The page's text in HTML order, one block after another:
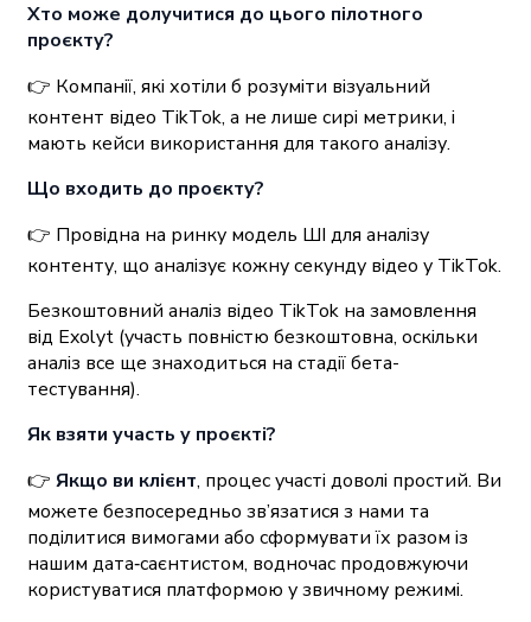
Хто може долучитися до цього пілотного
проєкту?
👉 Компанії, які хотіли б розуміти візуальний
контент відео TikTok, а не лише сирі метрики, і
мають кейси використання для такого аналізу.
Що входить до проєкту?
👉 Провідна на ринку модель ШІ для аналізу
контенту, що аналізує кожну секунду відео у TikTok.
Безкоштовний аналіз відео TikTok на замовлення
від Exolyt (участь повністю безкоштовна, оскільки
аналіз все ще знаходиться на стадії бета-
тестування).
Як взяти участь у проєкті?
👉 Якщо ви клієнт, процес участі доволі простий. Ви
можете безпосередньо зв’язатися з нами та
поділитися вимогами або сформувати їх разом із
нашим дата‑саєнтистом, водночас продовжуючи
користуватися платформою у звичному режимі.